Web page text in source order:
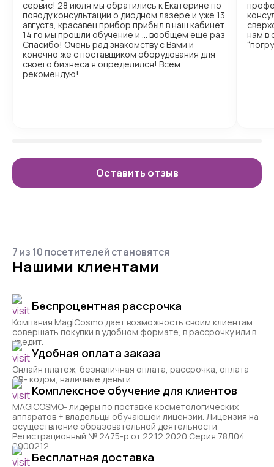
сервис! 28 июля мы обратились к Екатерине по
поводу консультации о диодном лазере и уже 13
августа, красавец прибор прибыл в наш кабинет.
14 го мы прошли обучение и … вообщем ещё раз
Спасибо! Очень рад знакомству с Вами и
конечно же с поставщиком оборудования для
своего бизнеса я определился! Всем
рекомендую!
нам в
Оставить отзыв
7 из 10 посетителей становятся
Нашими клиентами
Беспроцентная рассрочка
Компания MagiCosmo дает возможность своим клиентам
совершать покупки в удобном формате, в рассрочку или в
кредит.
Удобная оплата заказа
Онлайн платеж, безналичная оплата, рассрочка, оплата
QR- кодом, наличные деньги.
Комплексное обучение для клиентов
MAGICOSMO- лидеры по поставке косметологических
аппаратов + владельцы обучающей лицензии. Лицензия на
осуществление образовательной деятельности
Регистрационный № 2475-р от 22.12.2020 Серия 78Л04
0000212
Бесплатная доставка